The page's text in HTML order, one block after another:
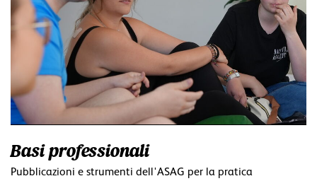
Basi professionali
Pubblicazioni e strumenti dell'ASAG per la pratica